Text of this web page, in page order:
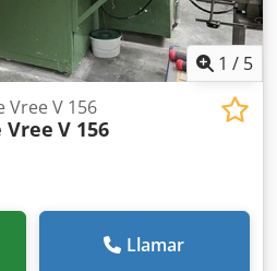
1 / 5
Vree V 156
Vree V 156
Llamar